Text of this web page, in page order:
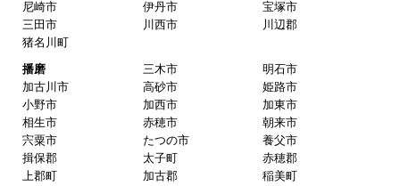
尼崎市
伊丹市
宝塚市
三田市
川西市
川辺郡
猪名川町
播磨
三木市
明石市
加古川市
高砂市
姫路市
小野市
加西市
加東市
相生市
赤穂市
朝来市
宍粟市
たつの市
養父市
揖保郡
太子町
赤穂郡
上郡町
加古郡
稲美町